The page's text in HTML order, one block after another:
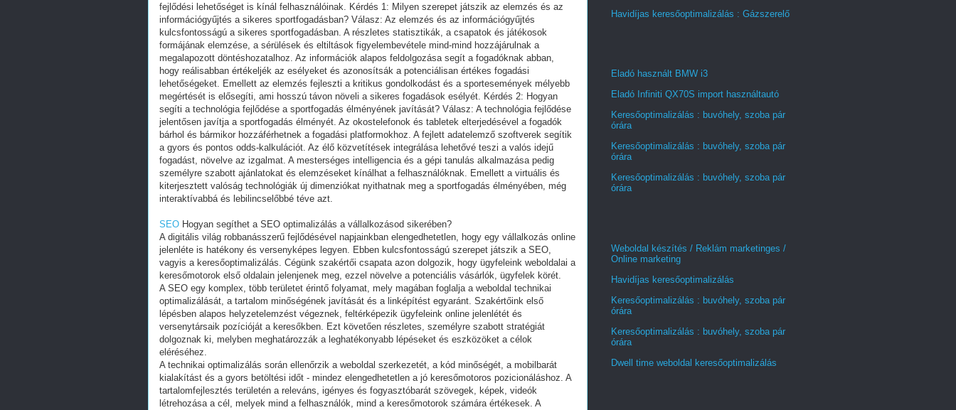
fejlődési lehetőséget is kínál felhasználóinak. Kérdés 1: Milyen szerepet játszik az elemzés és az
információgyűjtés a sikeres sportfogadásban? Válasz: Az elemzés és az információgyűjtés
kulcsfontosságú a sikeres sportfogadásban. A részletes statisztikák, a csapatok és játékosok
formájának elemzése, a sérülések és eltiltások figyelembevétele mind-mind hozzájárulnak a
megalapozott döntéshozatalhoz. Az információk alapos feldolgozása segít a fogadóknak abban,
hogy reálisabban értékeljék az esélyeket és azonosítsák a potenciálisan értékes fogadási
lehetőségeket. Emellett az elemzés fejleszti a kritikus gondolkodást és a sportesemények mélyebb
megértését is elősegíti, ami hosszú távon növeli a sikeres fogadások esélyét. Kérdés 2: Hogyan
segíti a technológia fejlődése a sportfogadás élményének javítását? Válasz: A technológia fejlődése
jelentősen javítja a sportfogadás élményét. Az okostelefonok és tabletek elterjedésével a fogadók
bárhol és bármikor hozzáférhetnek a fogadási platformokhoz. A fejlett adatelemző szoftverek segítik
a gyors és pontos odds-kalkulációt. Az élő közvetítések integrálása lehetővé teszi a valós idejű
fogadást, növelve az izgalmat. A mesterséges intelligencia és a gépi tanulás alkalmazása pedig
személyre szabott ajánlatokat és elemzéseket kínálhat a felhasználóknak. Emellett a virtuális és
kiterjesztett valóság technológiák új dimenziókat nyithatnak meg a sportfogadás élményében, még
interaktívabbá és lebilincselőbbé téve azt.
SEO Hogyan segíthet a SEO optimalizálás a vállalkozásod sikerében?
A digitális világ robbanásszerű fejlődésével napjainkban elengedhetetlen, hogy egy vállalkozás online
jelenléte is hatékony és versenyképes legyen. Ebben kulcsfontosságú szerepet játszik a SEO,
vagyis a keresőoptimalizálás. Cégünk szakértői csapata azon dolgozik, hogy ügyfeleink weboldalai a
keresőmotorok első oldalain jelenjenek meg, ezzel növelve a potenciális vásárlók, ügyfelek körét.
A SEO egy komplex, több területet érintő folyamat, mely magában foglalja a weboldal technikai
optimalizálását, a tartalom minőségének javítását és a linképítést egyaránt. Szakértőink első
lépésben alapos helyzetelemzést végeznek, feltérképezik ügyfeleink online jelenlétét és
versenytársaik pozícióját a keresőkben. Ezt követően részletes, személyre szabott stratégiát
dolgoznak ki, melyben meghatározzák a leghatékonyabb lépéseket és eszközöket a célok
eléréséhez.
A technikai optimalizálás során ellenőrzik a weboldal szerkezetét, a kód minőségét, a mobilbarát
kialakítást és a gyors betöltési időt - mindez elengedhetetlen a jó keresőmotoros pozicionáláshoz. A
tartalomfejlesztés területén a releváns, igényes és fogyasztóbarát szövegek, képek, videók
létrehozása a cél, melyek mind a felhasználók, mind a keresőmotorok számára értékesek. A
Havidíjas keresőoptimalizálás : Gázszerelő
Eladó használt BMW i3
Eladó Infiniti QX70S import használtautó
Keresőoptimalizálás : buvóhely, szoba pár
órára
Keresőoptimalizálás : buvóhely, szoba pár
órára
Keresőoptimalizálás : buvóhely, szoba pár
órára
Weboldal készítés / Reklám marketinges /
Online marketing
Havidíjas keresőoptimalizálás
Keresőoptimalizálás : buvóhely, szoba pár
órára
Keresőoptimalizálás : buvóhely, szoba pár
órára
Dwell time weboldal keresőoptimalizálás